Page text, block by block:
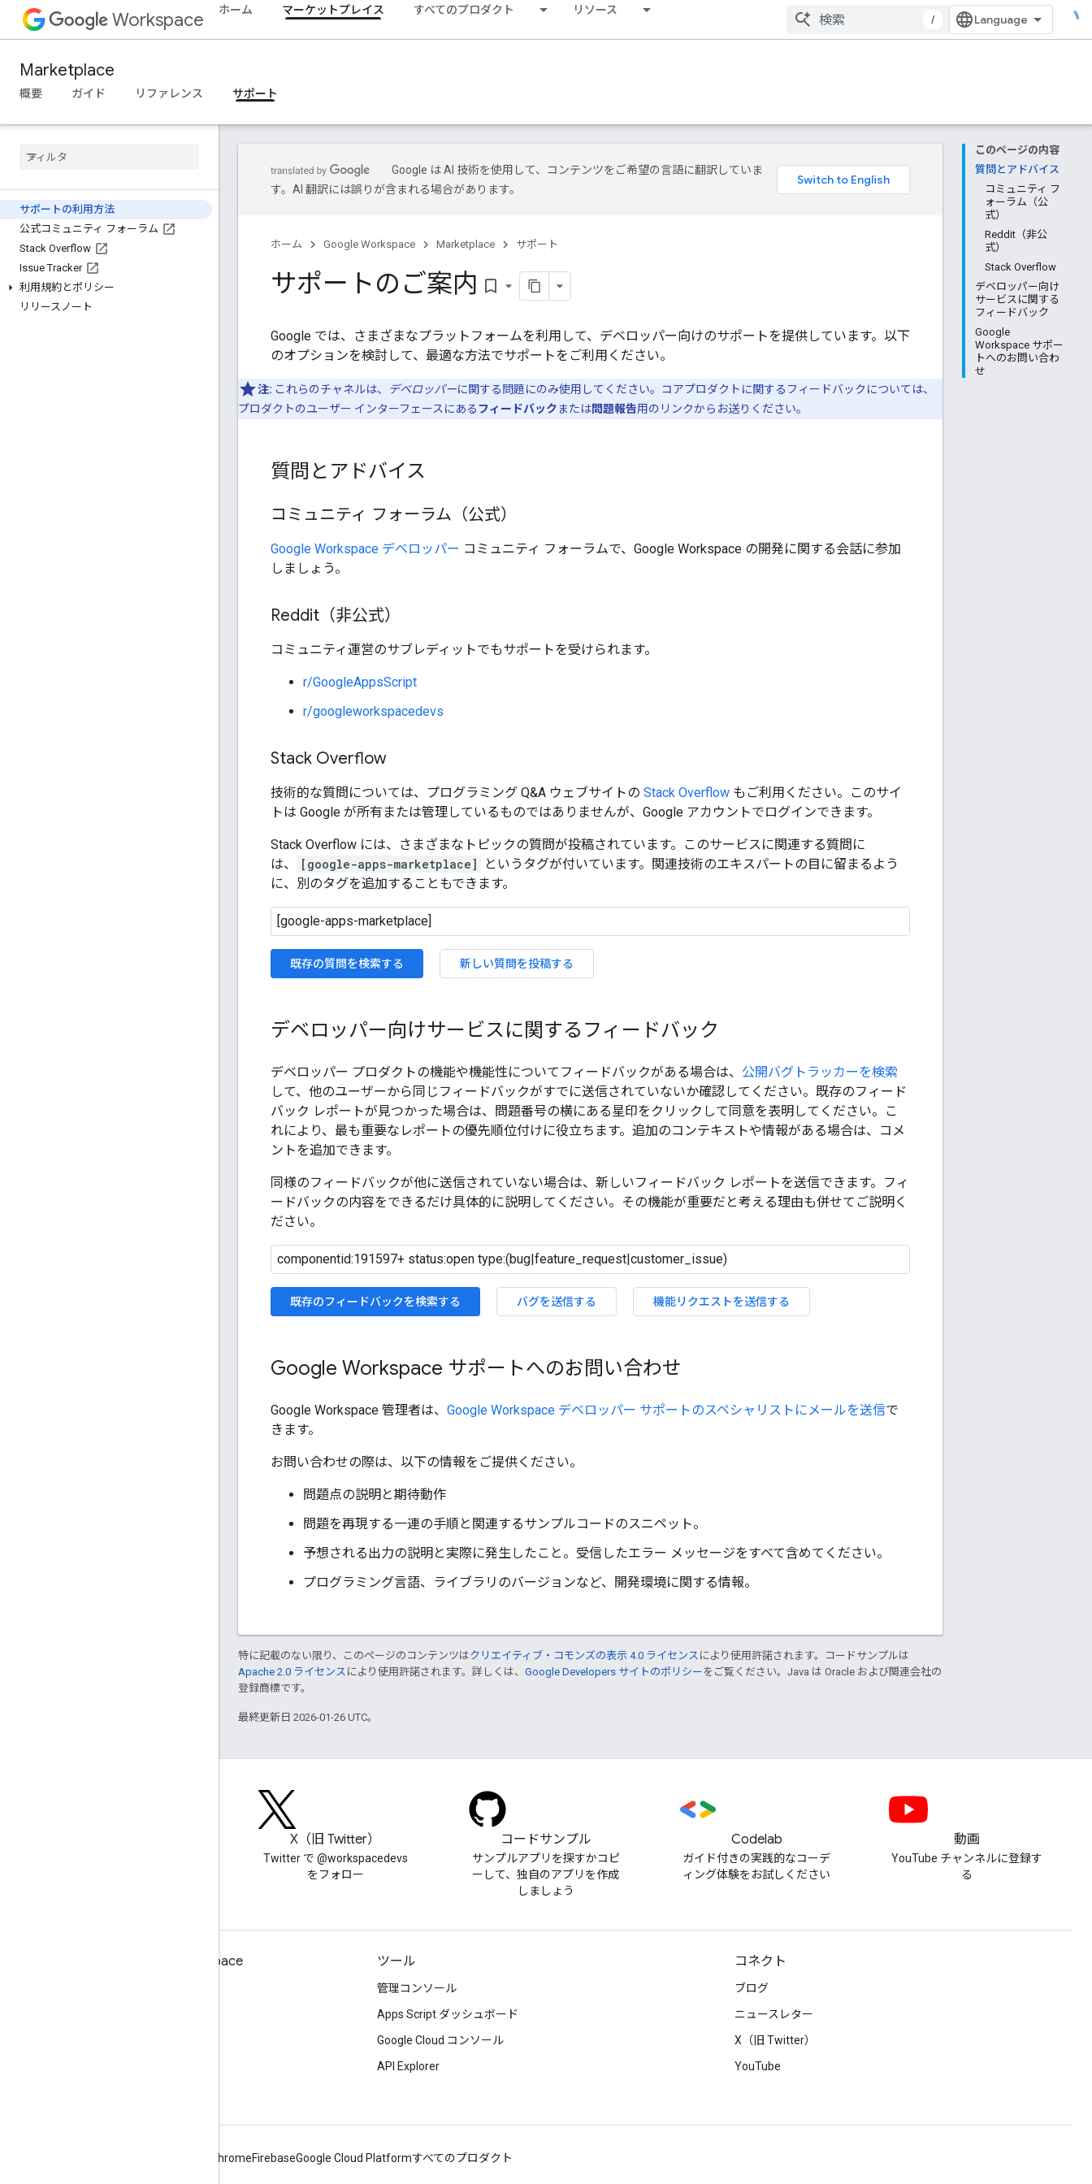
Workspace ホーム マーケットプレイス すべてのプロダクト リソース
/
Marketplace
概要 ガイド リファレンス サポート
サポートの利用方法
公式コミュニティ フォーラム
Stack Overflow
Issue Tracker
利用規約とポリシー
リリースノート
このページの内容
質問とアドバイス
コミュニティ フ
ォーラム（公
式）
Reddit（非公
式）
Stack Overflow
デベロッパー向け
サービスに関する
フィードバック
Google
Workspace サポー
トへのお問い合わ
せ
Google は AI 技術を使用して、コンテンツをご希望の言語に翻訳していま
す。AI 翻訳には誤りが含まれる場合があります。
ホーム Google Workspace Marketplace サポート
サポートのご案内 bookmark_border
Google では、さまざまなプラットフォームを利用して、デベロッパー向けのサポートを提供しています。以下
のオプションを検討して、最適な方法でサポートをご利用ください。
注: これらのチャネルは、 デベロッパーに関する問題にのみ使用してください。コアプロダクトに関するフィードバックについては、
プロダクトのユーザー インターフェースにあるフィードバックまたは問題報告用のリンクからお送りください。
質問とアドバイス
コミュニティ フォーラム（公式）
Google Workspace デベロッパー コミュニティ フォーラムで、Google Workspace の開発に関する会話に参加
しましょう。
Reddit（非公式）
コミュニティ運営のサブレディットでもサポートを受けられます。
r/GoogleAppsScript
r/googleworkspacedevs
Stack Overflow
技術的な質問については、プログラミング Q&A ウェブサイトの Stack Overflow もご利用ください。このサイ
トは Google が所有または管理しているものではありませんが、Google アカウントでログインできます。
Stack Overflow には、さまざまなトピックの質問が投稿されています。このサービスに関連する質問に
は、
[google-apps-marketplace]
というタグが付いています。関連技術のエキスパートの目に留まるよう
に、別のタグを追加することもできます。
既存の質問を検索する 新しい質問を投稿する
デベロッパー向けサービスに関するフィードバック
デベロッパー プロダクトの機能や機能性についてフィードバックがある場合は、 公開バグトラッカーを検索
して、他のユーザーから同じフィードバックがすでに送信されていないか確認してください。既存のフィード
バック レポートが見つかった場合は、問題番号の横にある星印をクリックして同意を表明してください。こ
れにより、最も重要なレポートの優先順位付けに役立ちます。追加のコンテキストや情報がある場合は、コメ
ントを追加できます。
同様のフィードバックが他に送信されていない場合は、新しいフィードバック レポートを送信できます。フィ
ードバックの内容をできるだけ具体的に説明してください。その機能が重要だと考える理由も併せてご説明く
ださい。
既存のフィードバックを検索する バグを送信する 機能リクエストを送信する
Google Workspace サポートへのお問い合わせ
Google Workspace 管理者は、 Google Workspace デベロッパー サポートのスペシャリストにメールを送信で
きます。
お問い合わせの際は、以下の情報をご提供ください。
問題点の説明と期待動作
問題を再現する一連の手順と関連するサンプルコードのスニペット。
予想される出力の説明と実際に発生したこと。受信したエラー メッセージをすべて含めてください。
プログラミング言語、ライブラリのバージョンなど、開発環境に関する情報。
特に記載のない限り、このページのコンテンツはクリエイティブ・コモンズの表示 4.0 ライセンス により使用許諾されます。コードサンプルは
Apache 2.0 ライセンス により使用許諾されます。詳しくは、 Google Developers サイトのポリシー をご覧ください。Java は Oracle および関連会社の
登録商標です。
最終更新日 2026-01-26 UTC。
X（旧 Twitter）
Twitter で @workspacedevs
をフォロー
コードサンプル
サンプルアプリを探すかコピ
ーして、独自のアプリを作成
しましょう
Codelab
ガイド付きの実践的なコーデ
ィング体験をお試しください
動画
YouTube チャンネルに登録す
る
デベロッパー向け Google Workspace ツール
管理コンソール
Apps Script ダッシュボード
Google Cloud コンソール
API Explorer
コネクト
ブログ
ニュースレター
X（旧 Twitter）
YouTube
ChromeFirebaseGoogle Cloud Platformすべてのプロダクト